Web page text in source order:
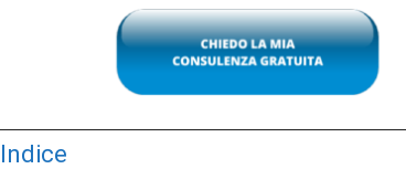
Indice